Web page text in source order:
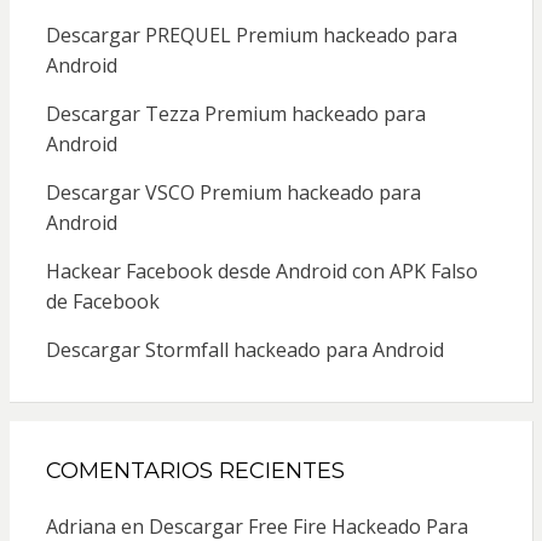
Descargar PREQUEL Premium hackeado para
Android
Descargar Tezza Premium hackeado para
Android
Descargar VSCO Premium hackeado para
Android
Hackear Facebook desde Android con APK Falso
de Facebook
Descargar Stormfall hackeado para Android
COMENTARIOS RECIENTES
Adriana en Descargar Free Fire Hackeado Para